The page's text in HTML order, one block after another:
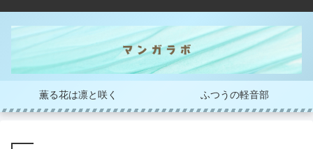
薫る花は凛と咲く ふつうの軽音部